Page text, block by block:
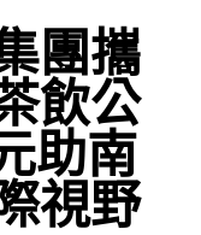
團攜
飲公
助南
視野